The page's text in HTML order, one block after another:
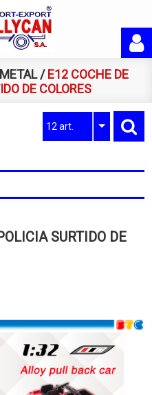
METAL/E12 COCHE DE
DE COLORES
12 art.
SURTIDO DE